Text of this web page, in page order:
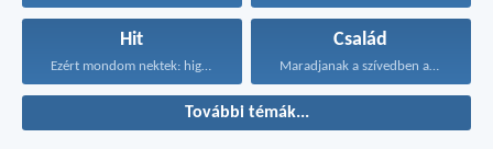
Hit
Ezért mondom nektek: higgyétek...
Család
Maradjanak a szívedben azok...
További témák...